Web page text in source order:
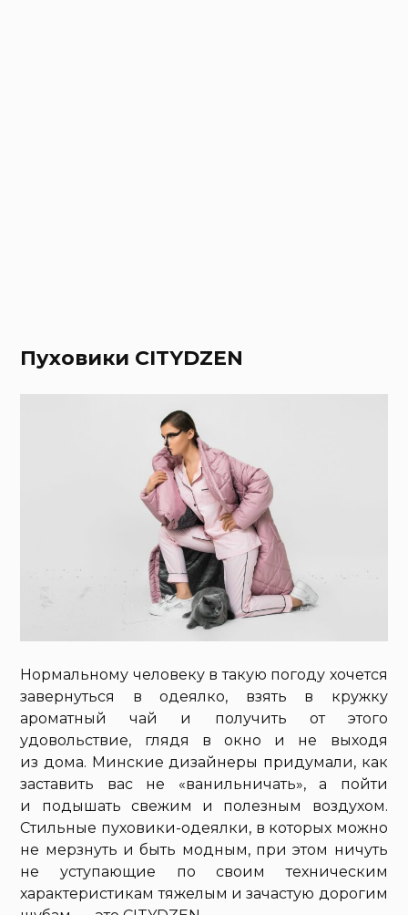
Пуховики СITYDZEN
Нормальному человеку в такую погоду хочется
завернуться в одеялко, взять в кружку
ароматный чай и получить от этого
удовольствие, глядя в окно и не выходя
из дома. Минские дизайнеры придумали, как
заставить вас не «ванильничать», а пойти
и подышать свежим и полезным воздухом.
Стильные пуховики-одеялки, в которых можно
не мерзнуть и быть модным, при этом ничуть
не уступающие по своим техническим
характеристикам тяжелым и зачастую дорогим